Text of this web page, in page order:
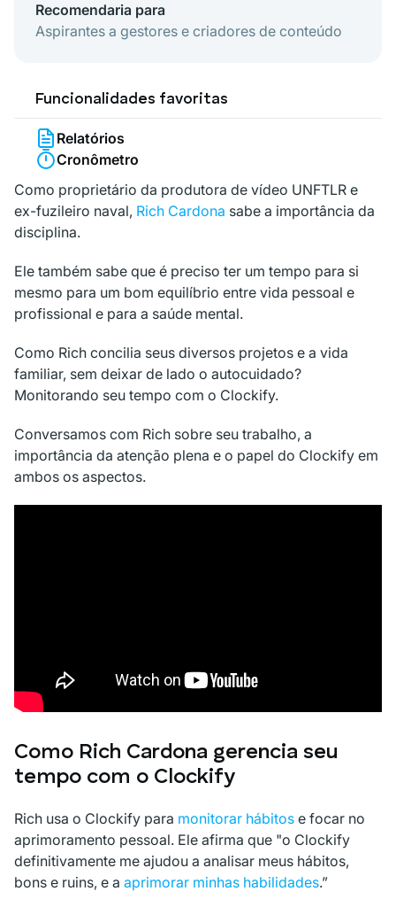
Recomendaria para
Aspirantes a gestores e criadores de conteúdo
Funcionalidades favoritas
Relatórios
Cronômetro
Como proprietário da produtora de vídeo UNFTLR e
ex-fuzileiro naval, Rich Cardona sabe a importância da
disciplina.
Ele também sabe que é preciso ter um tempo para si
mesmo para um bom equilíbrio entre vida pessoal e
profissional e para a saúde mental.
Como Rich concilia seus diversos projetos e a vida
familiar, sem deixar de lado o autocuidado?
Monitorando seu tempo com o Clockify.
Conversamos com Rich sobre seu trabalho, a
importância da atenção plena e o papel do Clockify em
ambos os aspectos.
Como Rich Cardona gerencia seu
tempo com o Clockify
Rich usa o Clockify para monitorar hábitos e focar no
aprimoramento pessoal. Ele afirma que "o Clockify
definitivamente me ajudou a analisar meus hábitos,
bons e ruins, e a aprimorar minhas habilidades.”